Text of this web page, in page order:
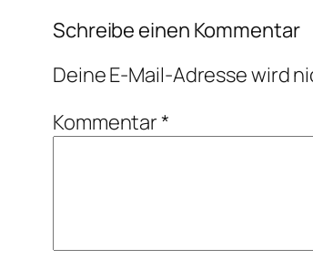
Schreibe einen Kommentar
Deine E-Mail-Adresse wird
Kommentar*